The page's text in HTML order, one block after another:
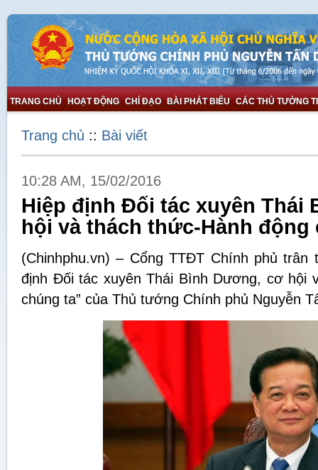
TRANG CHỦ HOẠT ĐỘNG CHỈ ĐẠO BÀI PHÁT BIỂU CÁC THỦ TƯỚNG
Trang chủ :: Bài viết
10:28 AM, 15/02/2016
Hiệp định Đối tác xuyên Thái
hội và thách thức-Hành động
(Chinhphu.vn) – Cổng TTĐT Chính phủ trân
định Đối tác xuyên Thái Bình Dương, cơ hội
chúng ta” của Thủ tướng Chính phủ Nguyễn